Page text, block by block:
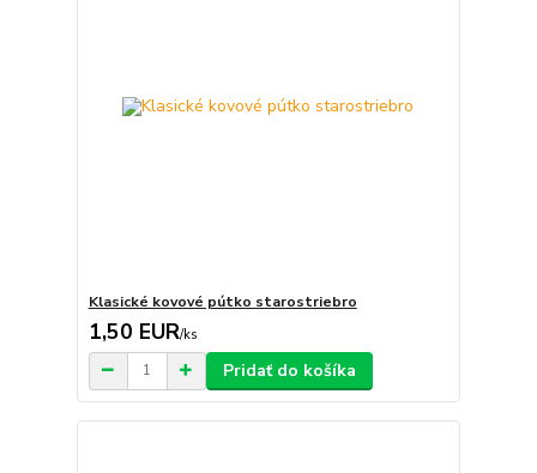
Klasické kovové pútko starostriebro
1,50 EUR/ks
Pridať do košíka